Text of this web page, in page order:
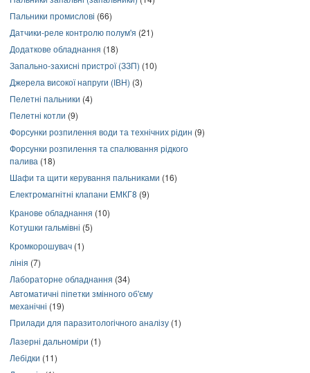
Пальники промислові (66)
Датчики-реле контролю полум'я (21)
Додаткове обладнання (18)
Запально-захисні пристрої (ЗЗП) (10)
Джерела високої напруги (ІВН) (3)
Пелетні пальники (4)
Пелетні котли (9)
Форсунки розпилення води та технічних рідин (9)
Форсунки розпилення та спалювання рідкого
палива (18)
Шафи та щити керування пальниками (16)
Електромагнітні клапани ЕМКГ8 (9)
Кранове обладнання (10)
Котушки гальмівні (5)
Кромкорошувач (1)
лінія (7)
Лабораторне обладнання (34)
Автоматичні піпетки змінного об'єму
механічні (19)
Прилади для паразитологічного аналізу (1)
Лазерні дальноміри (1)
Лебідки (11)